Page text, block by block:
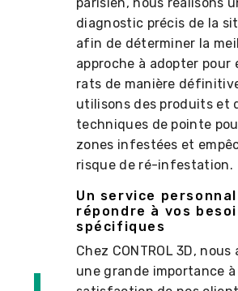
parisien, nous réalisons
diagnostic précis de la
afin de déterminer la
approche à adopter pour
rats de manière
utilisons des produits et
techniques de pointe
zones infestées et
risque de ré-infestation.
Un service
répondre à vos
spécifiques
Chez CONTROL 3D,
une grande importance